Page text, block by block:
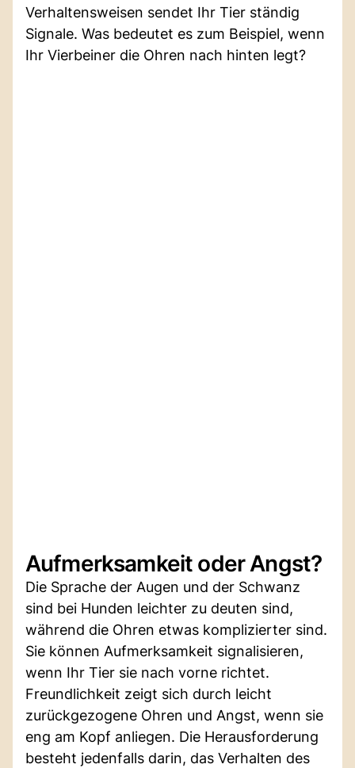
Verhaltensweisen sendet Ihr Tier ständig
Signale. Was bedeutet es zum Beispiel, wenn
Ihr Vierbeiner die Ohren nach hinten legt?
Aufmerksamkeit oder Angst?
Die Sprache der Augen und der Schwanz
sind bei Hunden leichter zu deuten sind,
während die Ohren etwas komplizierter sind.
Sie können Aufmerksamkeit signalisieren,
wenn Ihr Tier sie nach vorne richtet.
Freundlichkeit zeigt sich durch leicht
zurückgezogene Ohren und Angst, wenn sie
eng am Kopf anliegen. Die Herausforderung
besteht jedenfalls darin, das Verhalten des